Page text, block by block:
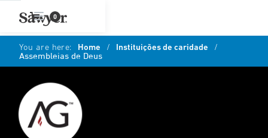
0
You are here: Home / Instituições de caridade /
Assembleias de Deus